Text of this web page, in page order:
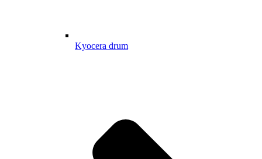
Kyocera drum